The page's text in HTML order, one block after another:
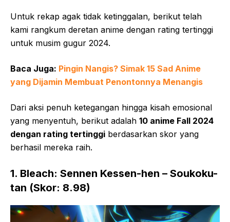
Untuk rekap agak tidak ketinggalan, berikut telah
kami rangkum deretan anime dengan rating tertinggi
untuk musim gugur 2024.
Baca Juga: Pingin Nangis? Simak 15 Sad Anime
yang Dijamin Membuat Penontonnya Menangis
Dari aksi penuh ketegangan hingga kisah emosional
yang menyentuh, berikut adalah 10 anime Fall 2024
dengan rating tertinggi berdasarkan skor yang
berhasil mereka raih.
1. Bleach: Sennen Kessen-hen – Soukoku-
tan (Skor: 8.98)